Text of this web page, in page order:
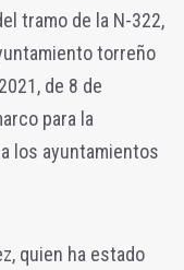
tramo de la N-322,
torreño
de 8 de
para la
los ayuntamientos
quien ha estado